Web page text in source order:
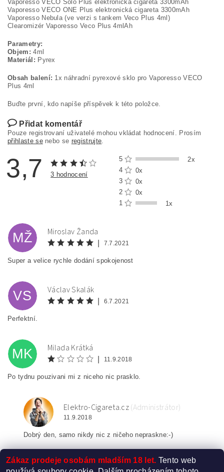
Vaporesso VECO Solo Plus elektronická cigareta 3300mAh
Vaporesso VECO ONE Plus elektronická cigareta 3300mAh
Vaporesso Nebula (ve verzi s tankem Veco Plus 4ml)
Clearomizér Vaporesso Veco Plus 4mlAh
Parametry:
Objem: 4ml
Materiál: Pyrex
Obsah balení: 1x náhradní pyrexové sklo pro Vaporesso VECO
Plus 4ml
Buďte první, kdo napíše příspěvek k této položce.
Přidat komentář
Pouze registrovaní uživatelé mohou vkládat hodnocení. Prosím
přihlaste senebo se registrujte.
3,7 3 hodnocení
5
2x
4
0x
3
0x
2
0x
1
1x
MŽ Miroslav Žanda
7.7.2021
Super a velice rychle dodání spokojenost
VS Václav Skalák
6.7.2021
Perfektní.
MK Milada Krátká
11.9.2018
Po tydnu pouzivani mi z niceho nic prasklo.
E Elektro-Cigareta.cz(Administrátor)
11.9.2018
Dobrý den, samo nikdy nic z ničeho nepraskne:-)
Zákaz prodeje osobám mladším 18 let. Tento web